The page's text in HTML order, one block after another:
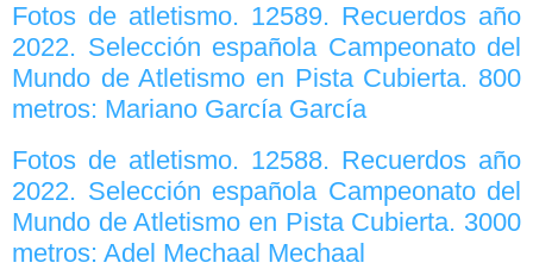
Fotos de atletismo. 12589. Recuerdos año
2022. Selección española Campeonato del
Mundo de Atletismo en Pista Cubierta. 800
metros: Mariano García García
Fotos de atletismo. 12588. Recuerdos año
2022. Selección española Campeonato del
Mundo de Atletismo en Pista Cubierta. 3000
metros: Adel Mechaal Mechaal